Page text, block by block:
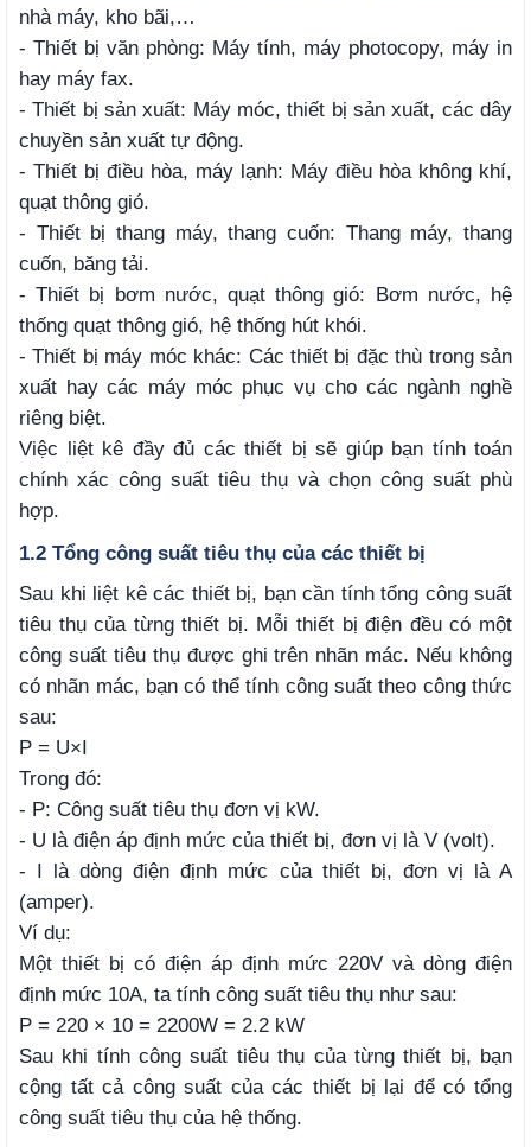
nhà máy, kho bãi,…
- Thiết bị văn phòng: Máy tính, máy photocopy, máy in
hay máy fax.
- Thiết bị sản xuất: Máy móc, thiết bị sản xuất, các dây
chuyền sản xuất tự động.
- Thiết bị điều hòa, máy lạnh: Máy điều hòa không khí,
quạt thông gió.
- Thiết bị thang máy, thang cuốn: Thang máy, thang
cuốn, băng tải.
- Thiết bị bơm nước, quạt thông gió: Bơm nước, hệ
thống quạt thông gió, hệ thống hút khói.
- Thiết bị máy móc khác: Các thiết bị đặc thù trong sản
xuất hay các máy móc phục vụ cho các ngành nghề
riêng biệt.
Việc liệt kê đầy đủ các thiết bị sẽ giúp bạn tính toán
chính xác công suất tiêu thụ và chọn công suất phù
hợp.
1.2 Tổng công suất tiêu thụ của các thiết bị
Sau khi liệt kê các thiết bị, bạn cần tính tổng công suất
tiêu thụ của từng thiết bị. Mỗi thiết bị điện đều có một
công suất tiêu thụ được ghi trên nhãn mác. Nếu không
có nhãn mác, bạn có thể tính công suất theo công thức
sau:
P = U×I
Trong đó:
- P: Công suất tiêu thụ đơn vị kW.
- U là điện áp định mức của thiết bị, đơn vị là V (volt).
- I là dòng điện định mức của thiết bị, đơn vị là A
(amper).
Ví dụ:
Một thiết bị có điện áp định mức 220V và dòng điện
định mức 10A, ta tính công suất tiêu thụ như sau:
P = 220 × 10 = 2200W = 2.2 kW
Sau khi tính công suất tiêu thụ của từng thiết bị, bạn
cộng tất cả công suất của các thiết bị lại để có tổng
công suất tiêu thụ của hệ thống.